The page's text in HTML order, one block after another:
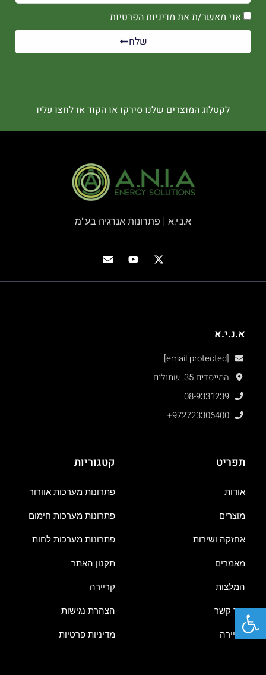
אני מאשר/ת את מדיניות הפרטיות
שלח
לקטלוג המוצרים שלנו סירקו או הקוד או לחצו עליו
א.נ.י.א | פתרונות אנרגיה בע"מ
א.נ.י.א
[email protected]
המייסדים 35, שתולים
08-9331239
+972723306400
תפריט
אודות
מוצרים
אחזקה ושירות
מאמרים
המלצות
צור קשר
קריירה
קטגוריות
פתרונות מערכות אוורור
פתרונות מערכות חימום
פתרונות מערכות לחות
תקנון האתר
קריירה
הצהרת נגישות
מדיניות פרטיות
פתח סרגל נגישות